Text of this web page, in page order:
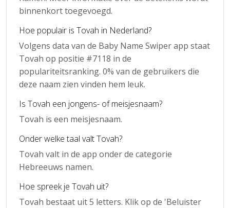
binnenkort toegevoegd.
Hoe populair is Tovah in Nederland?
Volgens data van de Baby Name Swiper app staat
Tovah op positie #7118 in de
populariteitsranking. 0% van de gebruikers die
deze naam zien vinden hem leuk.
Is Tovah een jongens- of meisjesnaam?
Tovah is een meisjesnaam.
Onder welke taal valt Tovah?
Tovah valt in de app onder de categorie
Hebreeuws namen.
Hoe spreek je Tovah uit?
Tovah bestaat uit 5 letters. Klik op de 'Beluister